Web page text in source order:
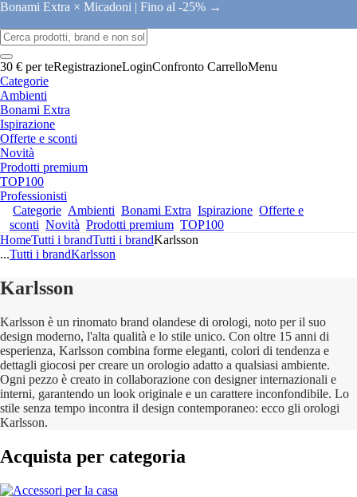
Bonami Extra × Micadoni | Fino al -25% →
30 € per teRegistrazioneLoginConfronto CarrelloMenu
Categorie
Ambienti
Bonami Extra
Ispirazione
Offerte e sconti
Novità
Prodotti premium
TOP100
Professionisti
Categorie Ambienti Bonami Extra Ispirazione Offerte e
sconti Novità Prodotti premium TOP100
HomeTutti i brandTutti i brandKarlsson
...Tutti i brandKarlsson
Karlsson
Karlsson è un rinomato brand olandese di orologi, noto per il suo
design moderno, l'alta qualità e lo stile unico. Con oltre 15 anni di
esperienza, Karlsson combina forme eleganti, colori di tendenza e
dettagli giocosi per creare un orologio adatto a qualsiasi ambiente.
Ogni pezzo è creato in collaborazione con designer internazionali e
interni, garantendo un look originale e un carattere inconfondibile. Lo
stile senza tempo incontra il design contemporaneo: ecco gli orologi
Karlsson.
Acquista per categoria